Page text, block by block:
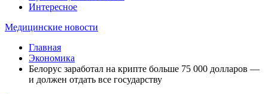
Интересное
Медицинские новости
Главная
Экономика
Белорус заработал на крипте больше 75 000 долларов —
и должен отдать все государству